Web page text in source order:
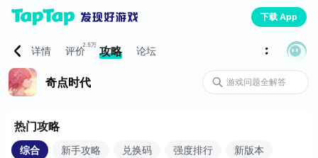
下载 App
详情 评价2.5万 攻略 论坛
奇点时代
热门攻略
综合 新手攻略 兑换码 强度排行 新版本